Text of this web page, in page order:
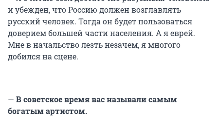
и убежден, что Россию должен возглавлять
русский человек. Тогда он будет пользоваться
доверием большей части населения. А я еврей.
Мне в начальство лезть незачем, я многого
добился на сцене.
— В советское время вас называли самым
богатым артистом.